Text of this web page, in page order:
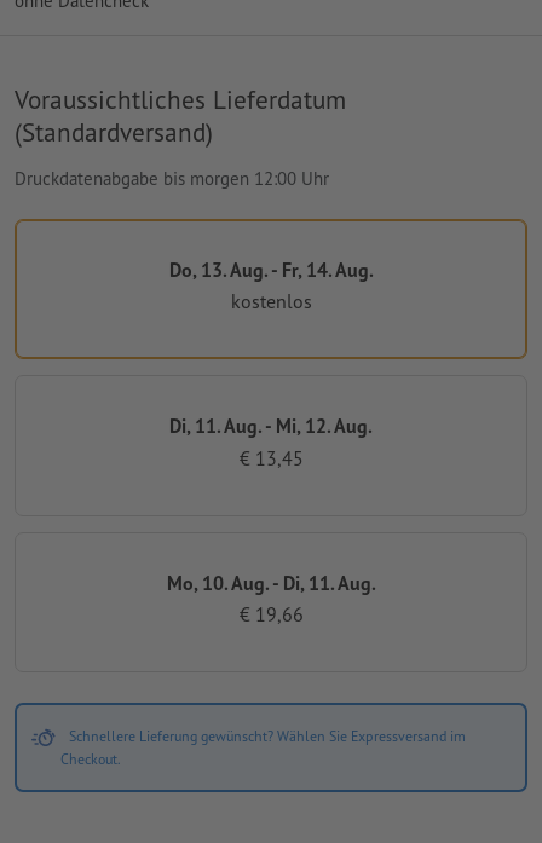
Voraussichtliches Lieferdatum
(Standardversand)
Druckdatenabgabe bis morgen 12:00 Uhr
Do, 13. Aug. - Fr, 14. Aug.
kostenlos
Di, 11. Aug. - Mi, 12. Aug.
€ 13,45
Mo, 10. Aug. - Di, 11. Aug.
€ 19,66
Schnellere Lieferung gewünscht? Wählen Sie Expressversand im
Checkout.